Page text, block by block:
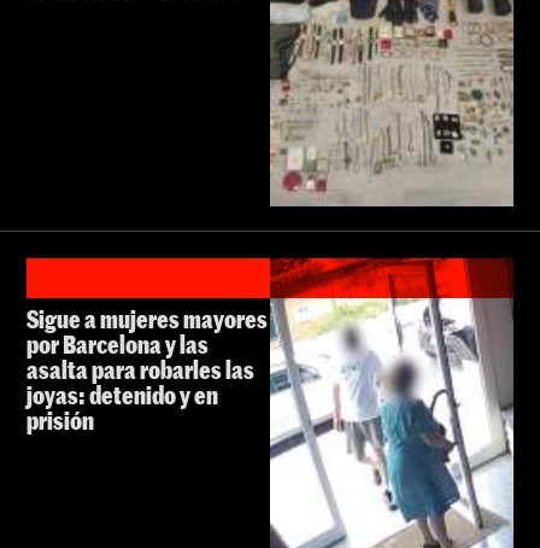
Sigue a mujeres mayores
por Barcelona y las
asalta para robarles las
joyas: detenido y en
prisión